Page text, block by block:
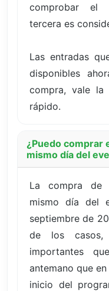
comprobar el
tercera es
Las entradas
disponibles
compra, vale la
rápido.
¿Puedo comprar
mismo día del
La compra de
mismo día del
septiembre de
de los
importantes
antemano que
inicio del